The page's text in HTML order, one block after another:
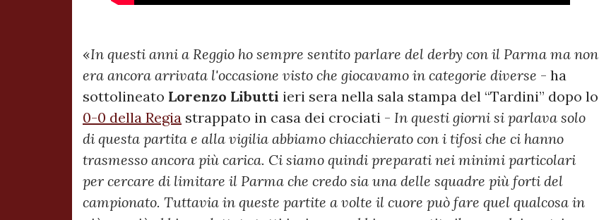
«In questi anni a Reggio ho sempre sentito parlare del derby con il Parma ma non
era ancora arrivata l'occasione visto che giocavamo in categorie diverse - ha
sottolineato Lorenzo Libutti ieri sera nella sala stampa del “Tardini” dopo lo
0-0 della Regia strappato in casa dei crociati - In questi giorni si parlava solo
di questa partita e alla vigilia abbiamo chiacchierato con i tifosi che ci hanno
trasmesso ancora più carica. Ci siamo quindi preparati nei minimi particolari
per cercare di limitare il Parma che credo sia una delle squadre più forti del
campionato. Tuttavia in queste partite a volte il cuore può fare quel qualcosa in